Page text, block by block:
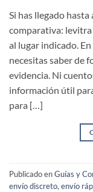
Si has llegado
comparativa: levitra
al lugar indicado.
necesitas saber de
evidencia. Ni
información útil
para […]
Publicado enGuías y
envío discreto, envío